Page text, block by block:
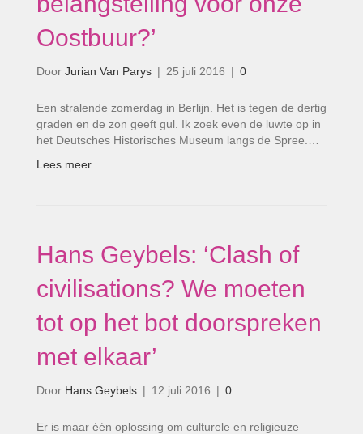
Oostbuur?’
Door Jurian Van Parys | 25 juli 2016 | 0
Een stralende zomerdag in Berlijn. Het is tegen de dertig
graden en de zon geeft gul. Ik zoek even de luwte op in
het Deutsches Historisches Museum langs de Spree.…
Lees meer
Hans Geybels: ‘Clash of
civilisations? We moeten
tot op het bot doorspreken
met elkaar’
Door Hans Geybels | 12 juli 2016 | 0
Er is maar één oplossing om culturele en religieuze